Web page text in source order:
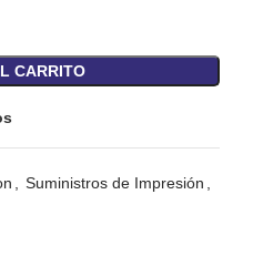
CARRITO
, Suministros de Impresión ,